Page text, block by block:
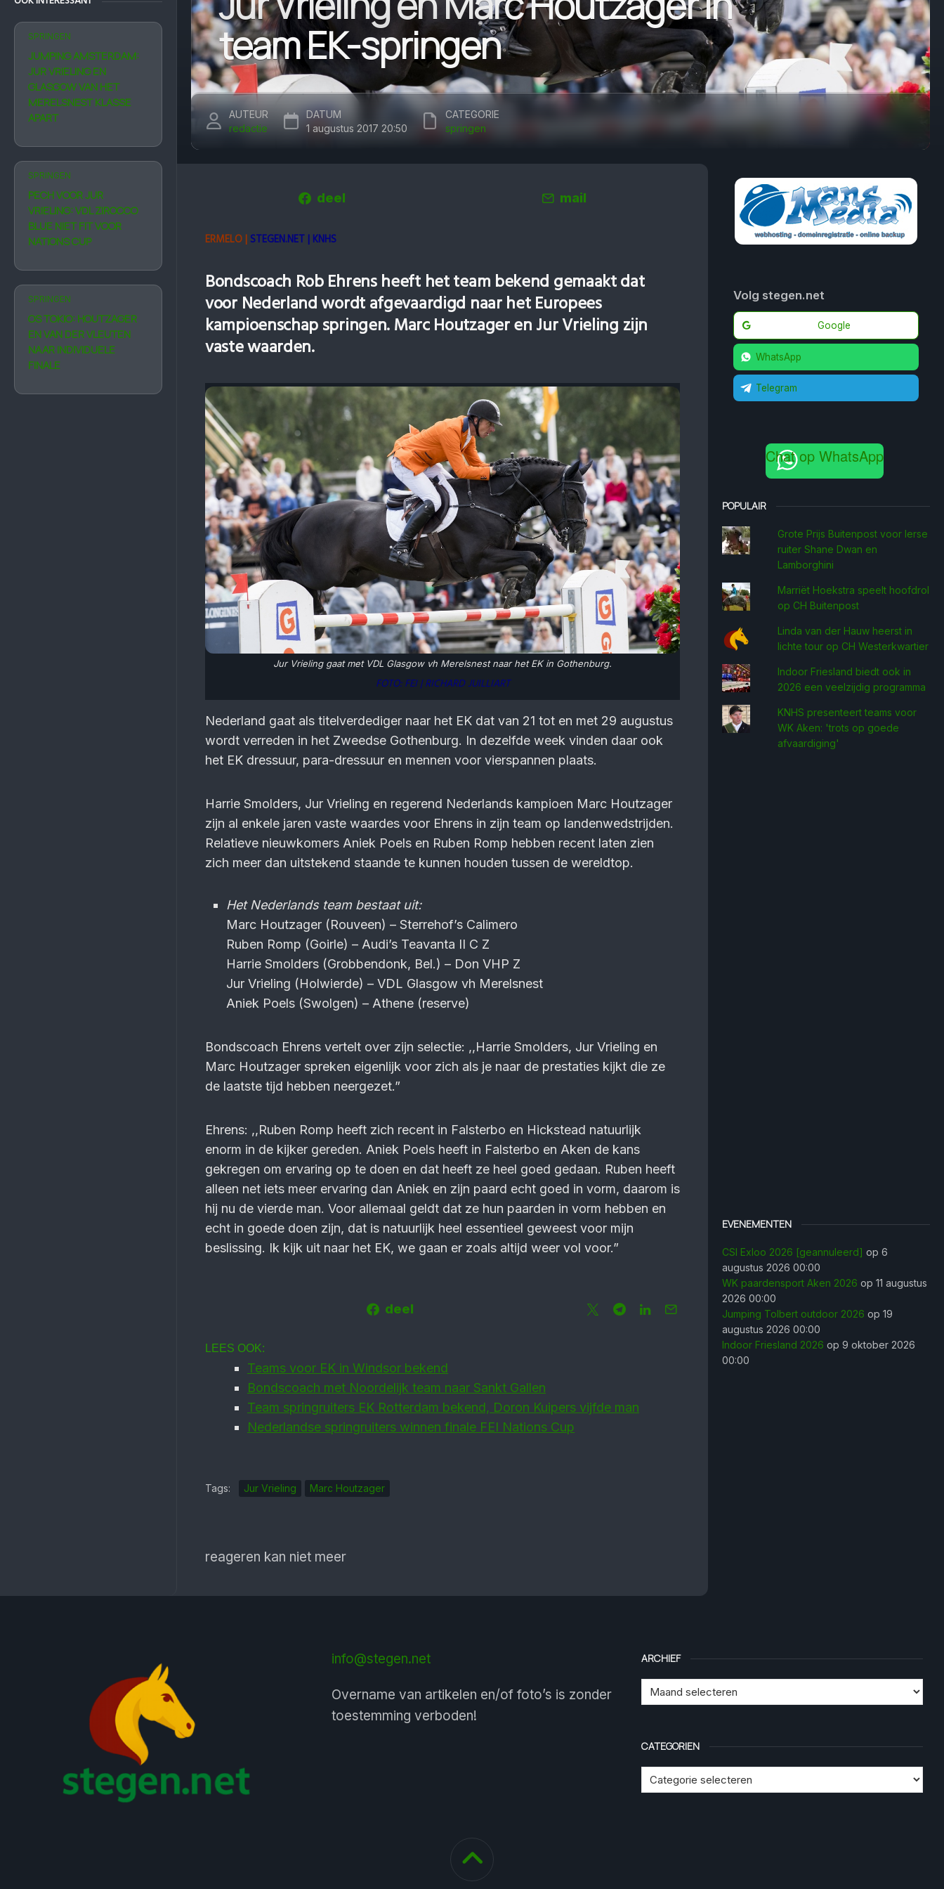
SPRINGEN
JUMPING AMSTERDAM:
JUR VRIELING EN
GLASGOW VAN HET
MERELSNEST KLASSE
APART
SPRINGEN
PECH VOOR JUR
VRIELING: VDL ZIROCCO
BLUE NIET FIT VOOR
NATIONS CUP
SPRINGEN
OS TOKIO: HOUTZAGER
EN VAN DER VLEUTEN
NAAR INDIVIDUELE
FINALE
team EK-springen
AUTEUR
redactie
DATUM
1 augustus 2017 20:50
CATEGORIE
springen
deel mail
ERMELO | STEGEN.NET | KNHS
Bondscoach Rob Ehrens heeft het team bekend gemaakt dat
voor Nederland wordt afgevaardigd naar het Europees
kampioenschap springen. Marc Houtzager en Jur Vrieling zijn
vaste waarden.
Jur Vrieling gaat met VDL Glasgow vh Merelsnest naar het EK in Gothenburg.
FOTO: FEI | RICHARD JUILLIART
Nederland gaat als titelverdediger naar het EK dat van 21 tot en met 29 augustus
wordt verreden in het Zweedse Gothenburg. In dezelfde week vinden daar ook
het EK dressuur, para-dressuur en mennen voor vierspannen plaats.
Harrie Smolders, Jur Vrieling en regerend Nederlands kampioen Marc Houtzager
zijn al enkele jaren vaste waardes voor Ehrens in zijn team op landenwedstrijden.
Relatieve nieuwkomers Aniek Poels en Ruben Romp hebben recent laten zien
zich meer dan uitstekend staande te kunnen houden tussen de wereldtop.
Het Nederlands team bestaat uit:
Marc Houtzager (Rouveen) – Sterrehof’s Calimero
Ruben Romp (Goirle) – Audi’s Teavanta II C Z
Harrie Smolders (Grobbendonk, Bel.) – Don VHP Z
Jur Vrieling (Holwierde) – VDL Glasgow vh Merelsnest
Aniek Poels (Swolgen) – Athene (reserve)
Bondscoach Ehrens vertelt over zijn selectie: ,,Harrie Smolders, Jur Vrieling en
Marc Houtzager spreken eigenlijk voor zich als je naar de prestaties kijkt die ze
de laatste tijd hebben neergezet.”
Ehrens: ,,Ruben Romp heeft zich recent in Falsterbo en Hickstead natuurlijk
enorm in de kijker gereden. Aniek Poels heeft in Falsterbo en Aken de kans
gekregen om ervaring op te doen en dat heeft ze heel goed gedaan. Ruben heeft
alleen net iets meer ervaring dan Aniek en zijn paard echt goed in vorm, daarom is
hij nu de vierde man. Voor allemaal geldt dat ze hun paarden in vorm hebben en
echt in goede doen zijn, dat is natuurlijk heel essentieel geweest voor mijn
beslissing. Ik kijk uit naar het EK, we gaan er zoals altijd weer vol voor.”
deel
LEES OOK:
Teams voor EK in Windsor bekend
Bondscoach met Noordelijk team naar Sankt Gallen
Team springruiters EK Rotterdam bekend, Doron Kuipers vijfde man
Nederlandse springruiters winnen finale FEI Nations Cup
Tags: Jur Vrieling Marc Houtzager
reageren kan niet meer
Volg stegen.net
Google
WhatsApp
Telegram
Chat op WhatsApp
POPULAIR
Grote Prijs Buitenpost voor Ierse
ruiter Shane Dwan en
Lamborghini
Marriët Hoekstra speelt hoofdrol
op CH Buitenpost
Linda van der Hauw heerst in
lichte tour op CH Westerkwartier
Indoor Friesland biedt ook in
2026 een veelzijdig programma
KNHS presenteert teams voor
WK Aken: 'trots op goede
afvaardiging'
EVENEMENTEN
CSI Exloo 2026 [geannuleerd] op 6
augustus 2026 00:00
WK paardensport Aken 2026 op 11 augustus
2026 00:00
Jumping Tolbert outdoor 2026 op 19
augustus 2026 00:00
Indoor Friesland 2026 op 9 oktober 2026
00:00
info@stegen.net
Overname van artikelen en/of foto’s is zonder
toestemming verboden!
ARCHIEF
CATEGORIEN